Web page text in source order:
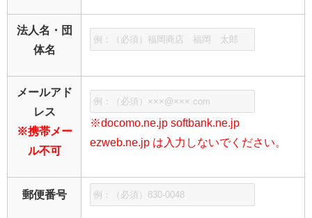
法人名・団
体名
メールアド
レス
※携帯メー
ル不可
※docomo.ne.jp softbank.ne.jp
ezweb.ne.jp は入力しないでください。
郵便番号